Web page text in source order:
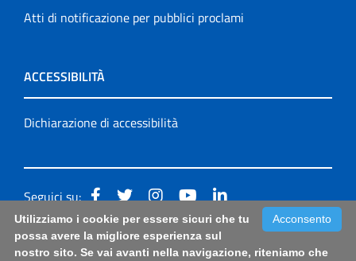
Atti di notificazione per pubblici proclami
ACCESSIBILITÀ
Dichiarazione di accessibilità
Seguici su:
Accessibilità: form di segnalazione di prima istanza per
questa pagina|Note Legali | Sitemap
Acconsento
Utilizziamo i cookie per essere sicuri che tu
possa avere la migliore esperienza sul
nostro sito. Se vai avanti nella navigazione, riteniamo che